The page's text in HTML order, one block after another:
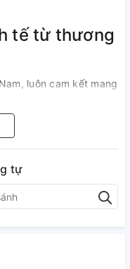
tế từ thương
luôn cam kết mang
3D18BE được sản
ngặt, đảm bảo độ bền
với mọi không gian
28.7 x 24 x 34 cm,
cm và tháo rời giúp
tự